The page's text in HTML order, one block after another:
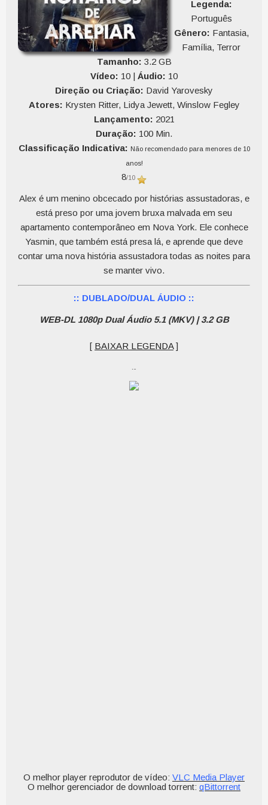
Legenda:
Português
Gênero: Fantasia,
Família, Terror
Tamanho: 3.2 GB
Vídeo: 10 | Áudio: 10
Direção ou Criação: David Yarovesky
Atores: Krysten Ritter, Lidya Jewett, Winslow Fegley
Lançamento: 2021
Duração: 100 Min.
Classificação Indicativa: Não recomendado para menores de 10
anos!
8/10
Alex é um menino obcecado por histórias assustadoras, e
está preso por uma jovem bruxa malvada em seu
apartamento contemporâneo em Nova York. Ele conhece
Yasmin, que também está presa lá, e aprende que deve
contar uma nova história assustadora todas as noites para
se manter vivo.
:: DUBLADO/DUAL ÁUDIO ::
WEB-DL 1080p Dual Áudio 5.1 (MKV) | 3.2 GB
[ BAIXAR LEGENDA]
O melhor player reprodutor de vídeo: VLC Media Player
O melhor gerenciador de download torrent: qBittorrent